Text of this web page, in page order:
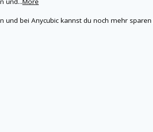
und bei Anycubic kannst du noch mehr sparen